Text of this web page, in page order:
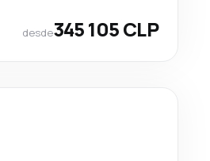
desde345 105 CLP